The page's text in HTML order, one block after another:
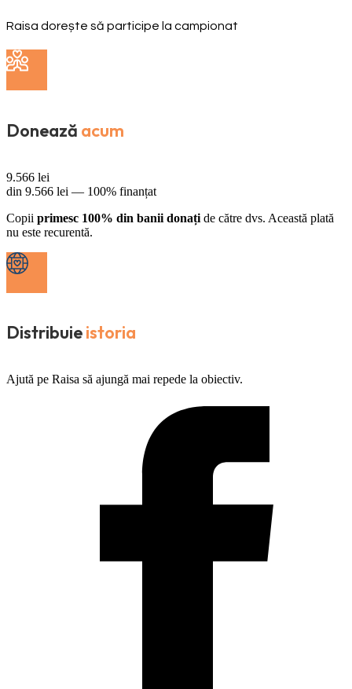
Raisa dorește să participe la campionat
Donează acum
9.566 lei
din 9.566 lei — 100% finanțat
Copii primesc 100% din banii donați de către dvs. Această plată
nu este recurentă.
Distribuieistoria
Ajută pe Raisa să ajungă mai repede la obiectiv.